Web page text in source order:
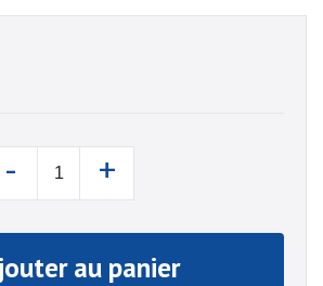
- +
au panier